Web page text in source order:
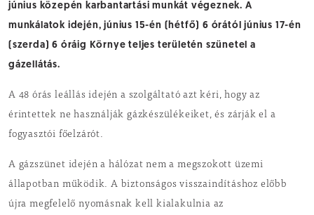
június közepén karbantartási munkát végeznek. A
munkálatok idején, június 15-én (hétfő) 6 órától június 17-én
(szerda) 6 óráig Környe teljes területén szünetel a
gázellátás.
A 48 órás leállás idején a szolgáltató azt kéri, hogy az
érintettek ne használják gázkészülékeiket, és zárják el a
fogyasztói főelzárót.
A gázszünet idején a hálózat nem a megszokott üzemi
állapotban működik. A biztonságos visszaindításhoz előbb
újra megfelelő nyomásnak kell kialakulnia az